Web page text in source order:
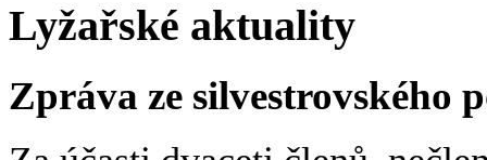
Lyžařské aktuality
Zpráva ze silvestrovského